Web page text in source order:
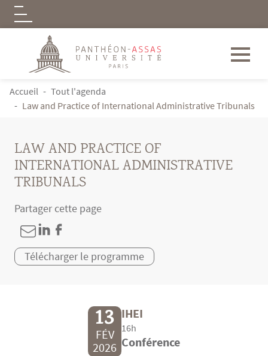
Aller au contenu principal
Logo
FIL D'ARIANE
Accueil
Tout l'agenda
Law and Practice of International Administrative Tribunals
LAW AND PRACTICE OF
INTERNATIONAL ADMINISTRATIVE
TRIBUNALS
Partager cette page
Télécharger le programme
13
FÉV
2026
IHEI
16h
Conférence